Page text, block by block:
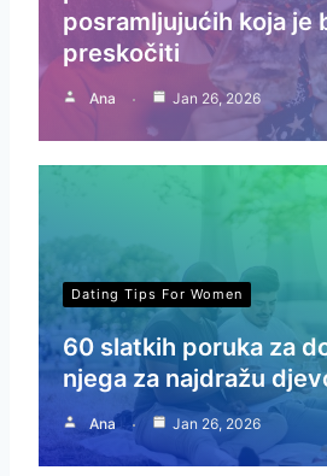
posramljujućih koja je
preskočiti
Ana Jan 26, 2026
Dating Tips For Women
60 slatkih poruka za
njega za najdražu
Ana Jan 26, 2026